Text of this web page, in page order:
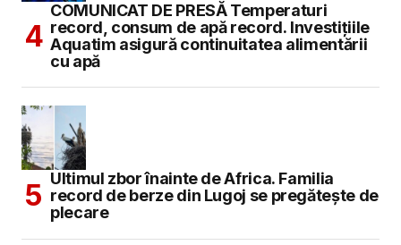
COMUNICAT DE PRESĂ Temperaturi
record, consum de apă record. Investițiile
Aquatim asigură continuitatea alimentării
cu apă
Ultimul zbor înainte de Africa. Familia
record de berze din Lugoj se pregătește de
plecare